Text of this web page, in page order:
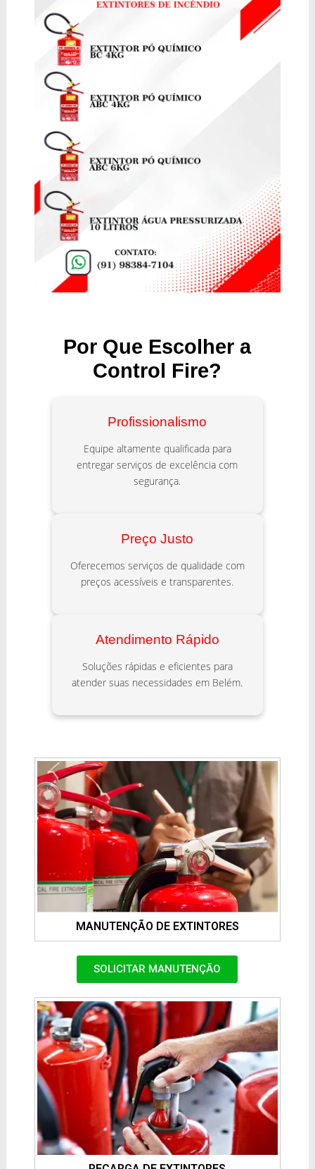
Por Que Escolher a
Control Fire?
Profissionalismo
Equipe altamente qualificada para
entregar serviços de excelência com
segurança.
Preço Justo
Oferecemos serviços de qualidade com
preços acessíveis e transparentes.
Atendimento Rápido
Soluções rápidas e eficientes para
atender suas necessidades em Belém.
MANUTENÇÃO DE EXTINTORES
SOLICITAR MANUTENÇÃO